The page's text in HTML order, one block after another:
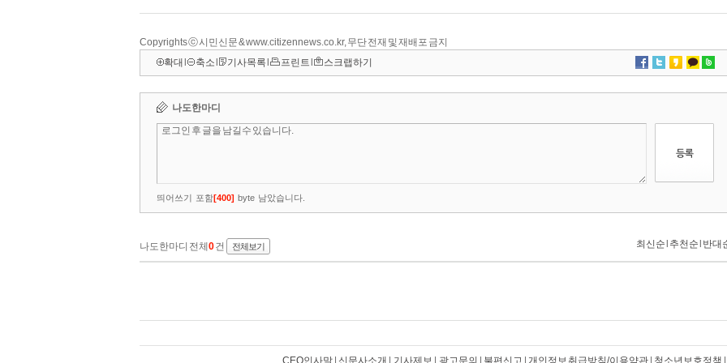
Copyrights ⓒ 시민신문 & www.citizennews.co.kr, 무단 전재 및 재배포 금지
확대
축소 기사목록 프린트 스크랩하기
CEO인사말 신문사소개 기사제보 광고문의 불편신고 개인정보 취급방침/이용약관| 청소년보호정책